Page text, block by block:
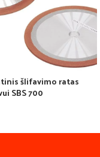
šlifavimo ratas
SBS 700